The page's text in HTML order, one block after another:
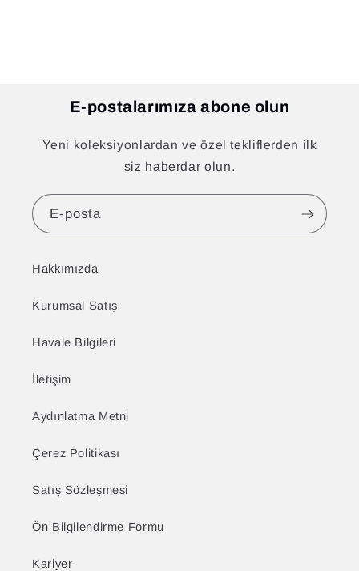
E-postalarımıza abone olun
Yeni koleksiyonlardan ve özel tekliflerden ilk
siz haberdar olun.
E-posta
Hakkımızda
Kurumsal Satış
Havale Bilgileri
İletişim
Aydınlatma Metni
Çerez Politikası
Satış Sözleşmesi
Ön Bilgilendirme Formu
Kariyer